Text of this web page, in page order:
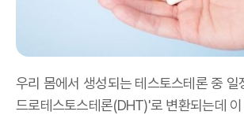
우리 몸에서 생성되는 테스토스테론 중 일
드로테스토스테론(DHT)'로 변환되는데